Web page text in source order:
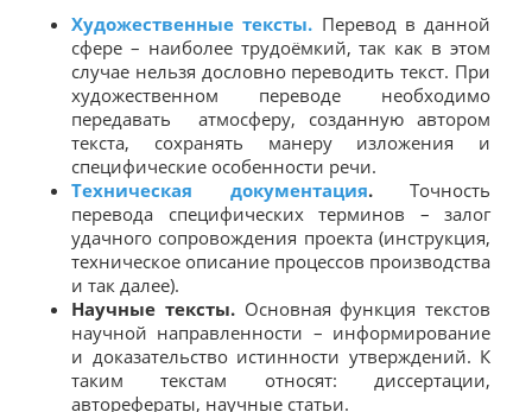
Художественные тексты. Перевод в данной
сфере – наиболее трудоёмкий, так как в этом
случае нельзя дословно переводить текст. При
художественном переводе необходимо
передавать атмосферу, созданную автором
текста, сохранять манеру изложения и
специфические особенности речи.
Техническая документация.Точность
перевода специфических терминов – залог
удачного сопровождения проекта (инструкция,
техническое описание процессов производства
и так далее).
Научные тексты.Основная функция текстов
научной направленности – информирование
и доказательство истинности утверждений. К
таким текстам относят: диссертации,
авторефераты, научные статьи.